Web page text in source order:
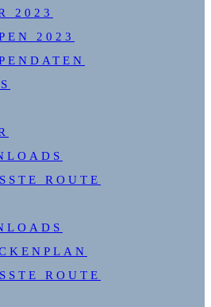
2023
2023
ROUTE
ROUTE